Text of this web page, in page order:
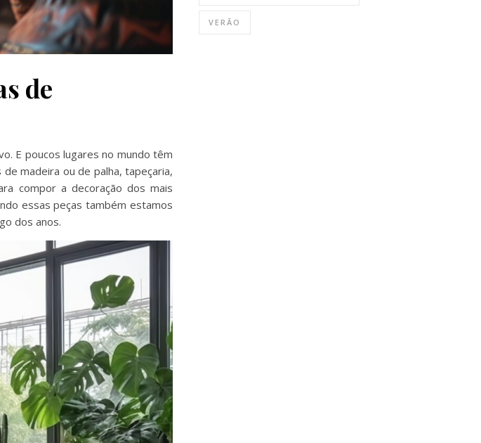
de
E poucos lugares no mundo têm
madeira ou de palha, tapeçaria,
compor a decoração dos mais
essas peças também estamos
dos anos.
VERÃO